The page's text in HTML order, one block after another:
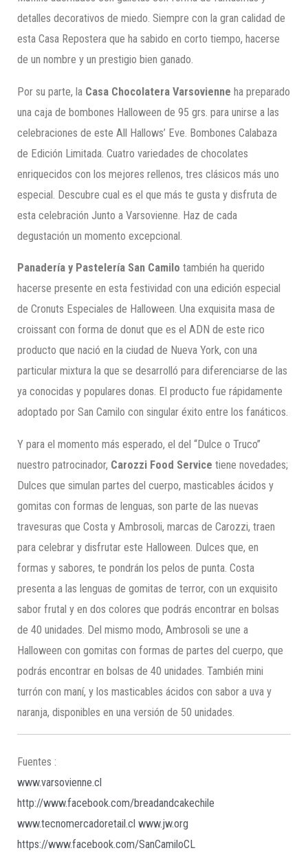
detalles decorativos de miedo. Siempre con la gran calidad de
esta Casa Repostera que ha sabido en corto tiempo, hacerse
de un nombre y un prestigio bien ganado.
Por su parte, la Casa Chocolatera Varsovienne ha preparado
una caja de bombones Halloween de 95 grs. para unirse a las
celebraciones de este All Hallows’ Eve. Bombones Calabaza
de Edición Limitada. Cuatro variedades de chocolates
enriquecidos con los mejores rellenos, tres clásicos más uno
especial. Descubre cual es el que más te gusta y disfruta de
esta celebración Junto a Varsovienne. Haz de cada
degustación un momento excepcional.
Panadería y Pastelería San Camilo también ha querido
hacerse presente en esta festividad con una edición especial
de Cronuts Especiales de Halloween. Una exquisita masa de
croissant con forma de donut que es el ADN de este rico
producto que nació en la ciudad de Nueva York, con una
particular mixtura la que se desarrolló para diferenciarse de las
ya conocidas y populares donas. El producto fue rápidamente
adoptado por San Camilo con singular éxito entre los fanáticos.
Y para el momento más esperado, el del “Dulce o Truco”
nuestro patrocinador, Carozzi Food Service tiene novedades;
Dulces que simulan partes del cuerpo, masticables ácidos y
gomitas con formas de lenguas, son parte de las nuevas
travesuras que Costa y Ambrosoli, marcas de Carozzi, traen
para celebrar y disfrutar este Halloween. Dulces que, en
formas y sabores, te pondrán los pelos de punta. Costa
presenta a las lenguas de gomitas de terror, con un exquisito
sabor frutal y en dos colores que podrás encontrar en bolsas
de 40 unidades. Del mismo modo, Ambrosoli se une a
Halloween con gomitas con formas de partes del cuerpo, que
podrás encontrar en bolsas de 40 unidades. También mini
turrón con maní, y los masticables ácidos con sabor a uva y
naranja, disponibles en una versión de 50 unidades.
Fuentes :
www.varsovienne.cl
http://www.facebook.com/breadandcakechile
www.tecnomercadoretail.cl www.jw.org
https://www.facebook.com/SanCamiloCL